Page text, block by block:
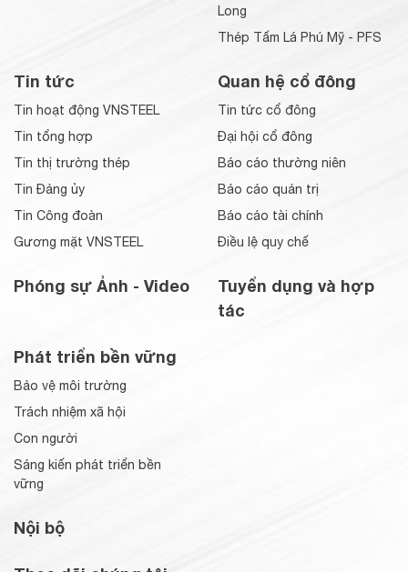
Long
Thép Tấm Lá Phú Mỹ - PFS
Tin tức
Tin hoạt động VNSTEEL
Tin tổng hợp
Tin thị trường thép
Tin Đảng ủy
Tin Công đoàn
Gương mặt VNSTEEL
Phóng sự Ảnh - Video
Quan hệ cổ đông
Tin tức cổ đông
Đại hội cổ đông
Báo cáo thường niên
Báo cáo quản trị
Báo cáo tài chính
Điều lệ quy chế
Tuyển dụng và hợp
tác
Phát triển bền vững
Bảo vệ môi trường
Trách nhiệm xã hội
Con người
Sáng kiến phát triển bền
vững
Nội bộ